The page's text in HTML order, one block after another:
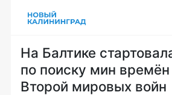
На Балтике
по поиску мин
Второй мировых войн